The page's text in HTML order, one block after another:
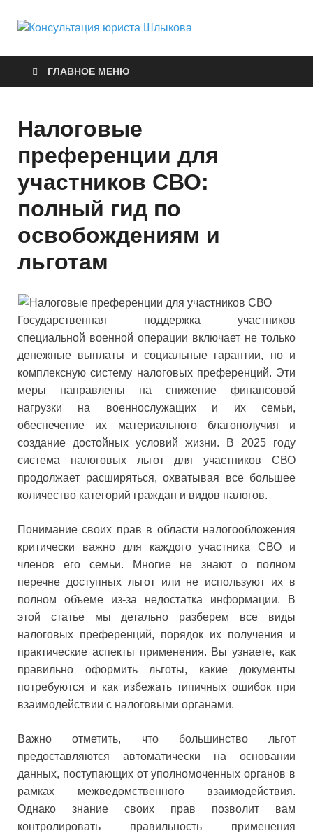
юриста
ГЛАВНОЕ МЕНЮ
Налоговые
преференции для
участников СВО:
полный гид по
освобождениям и
льготам
Государственная поддержка участников
специальной военной операции включает не только
денежные выплаты и социальные гарантии, но и
комплексную систему налоговых преференций. Эти
меры направлены на снижение финансовой
нагрузки на военнослужащих и их семьи,
обеспечение их материального благополучия и
создание достойных условий жизни. В 2025 году
система налоговых льгот для участников СВО
продолжает расширяться, охватывая все большее
количество категорий граждан и видов налогов.
Понимание своих прав в области налогообложения
критически важно для каждого участника СВО и
членов его семьи. Многие не знают о полном
перечне доступных льгот или не используют их в
полном объеме из-за недостатка информации. В
этой статье мы детально разберем все виды
налоговых преференций, порядок их получения и
практические аспекты применения. Вы узнаете, как
правильно оформить льготы, какие документы
потребуются и как избежать типичных ошибок при
взаимодействии с налоговыми органами.
Важно отметить, что большинство льгот
предоставляются автоматически на основании
данных, поступающих от уполномоченных органов в
рамках межведомственного взаимодействия.
Однако знание своих прав позволит вам
контролировать правильность применения